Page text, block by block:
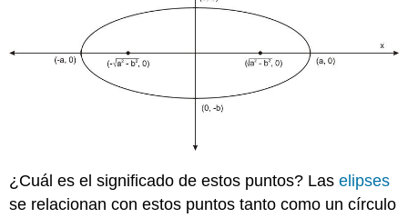
¿Cuál es el significado de estos puntos? Laselipses
se relacionan con estos puntos tanto como un círculo